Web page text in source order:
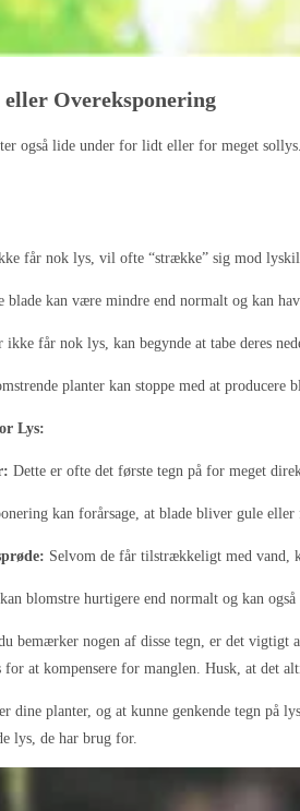
eller Overeksponering
også lide under for lidt eller for meget
får nok lys, vil ofte “strække” sig mod
blade kan være mindre end normalt og kan
ikke får nok lys, kan begynde at tabe deres
planter kan stoppe med at
Lys:
Dette er ofte det første tegn på for meget
kan forårsage, at blade bliver gule eller
Selvom de får tilstrækkeligt med vand,
blomstre hurtigere end normalt og kan
bemærker nogen af disse tegn, er det vigtigt
at kompensere for manglen. Husk, at det
dine planter, og at kunne genkende tegn på
lys, de har brug for.